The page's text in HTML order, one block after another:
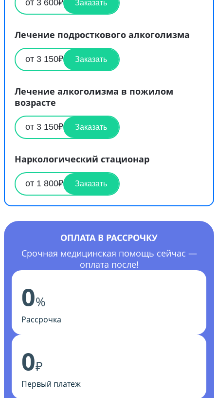
от 3 600₽ Заказать
Лечение подросткового алкоголизма
от 3 150₽ Заказать
Лечение алкоголизма в пожилом
возрасте
от 3 150₽ Заказать
Наркологический стационар
от 1 800₽ Заказать
ОПЛАТА В РАССРОЧКУ
Срочная медицинская помощь сейчас —
оплата после!
0%
Рассрочка
0₽
Первый платеж